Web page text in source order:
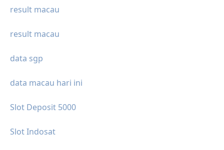
result macau
result macau
data sgp
data macau hari ini
Slot Deposit 5000
Slot Indosat